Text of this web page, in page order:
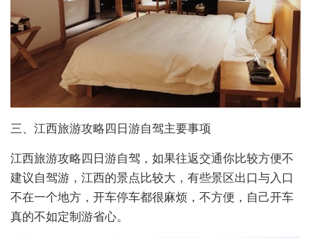
三、江西旅游攻略四日游自驾主要事项
江西旅游攻略四日游自驾，如果往返交通你比较方便不
建议自驾游，江西的景点比较大，有些景区出口与入口
不在一个地方，开车停车都很麻烦，不方便，自己开车
真的不如定制游省心。